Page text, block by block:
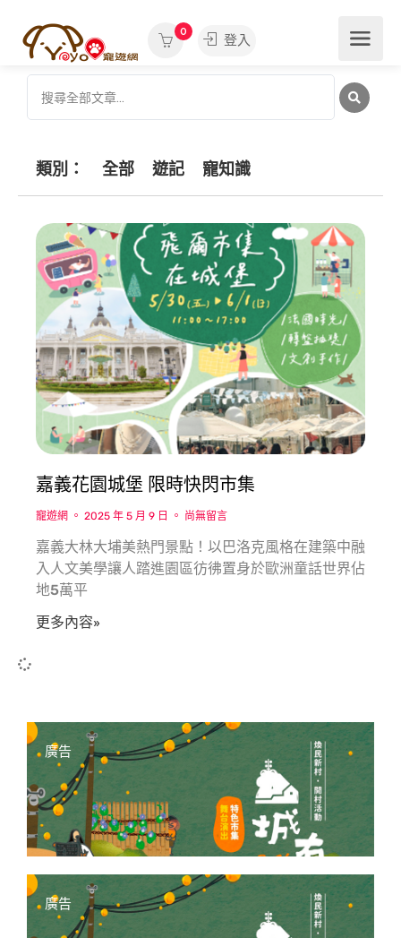
0
登入
類別： 全部 遊記 寵知識
嘉義花園城堡 限時快閃市集
寵遊網 2025 年 5 月 9 日 尚無留言
嘉義大林大埔美熱門景點！以巴洛克風格在建築中融
入人文美學讓人踏進園區彷彿置身於歐洲童話世界佔
地5萬平
更多內容»
廣告
廣告